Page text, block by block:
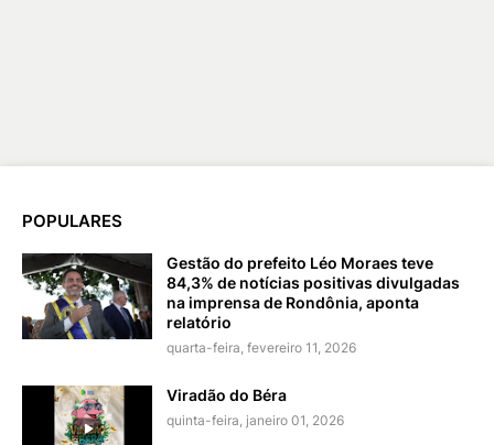
POPULARES
Gestão do prefeito Léo Moraes teve
84,3% de notícias positivas divulgadas
na imprensa de Rondônia, aponta
relatório
quarta-feira, fevereiro 11, 2026
Viradão do Béra
quinta-feira, janeiro 01, 2026